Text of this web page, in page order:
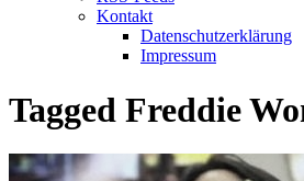
Kontakt
Datenschutzerklärung
Impressum
Tagged Freddie